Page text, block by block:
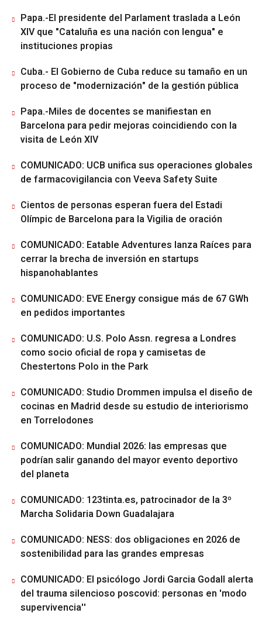
Papa.-El presidente del Parlament traslada a León
XIV que "Cataluña es una nación con lengua" e
instituciones propias
Cuba.- El Gobierno de Cuba reduce su tamaño en un
proceso de "modernización" de la gestión pública
Papa.-Miles de docentes se manifiestan en
Barcelona para pedir mejoras coincidiendo con la
visita de León XIV
COMUNICADO: UCB unifica sus operaciones globales
de farmacovigilancia con Veeva Safety Suite
Cientos de personas esperan fuera del Estadi
Olímpic de Barcelona para la Vigilia de oración
COMUNICADO: Eatable Adventures lanza Raíces para
cerrar la brecha de inversión en startups
hispanohablantes
COMUNICADO: EVE Energy consigue más de 67 GWh
en pedidos importantes
COMUNICADO: U.S. Polo Assn. regresa a Londres
como socio oficial de ropa y camisetas de
Chestertons Polo in the Park
COMUNICADO: Studio Drommen impulsa el diseño de
cocinas en Madrid desde su estudio de interiorismo
en Torrelodones
COMUNICADO: Mundial 2026: las empresas que
podrían salir ganando del mayor evento deportivo
del planeta
COMUNICADO: 123tinta.es, patrocinador de la 3º
Marcha Solidaria Down Guadalajara
COMUNICADO: NESS: dos obligaciones en 2026 de
sostenibilidad para las grandes empresas
COMUNICADO: El psicólogo Jordi Garcia Godall alerta
del trauma silencioso poscovid: personas en 'modo
supervivencia''